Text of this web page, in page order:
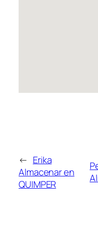
← Erika
Almacenar en
QUIMPER